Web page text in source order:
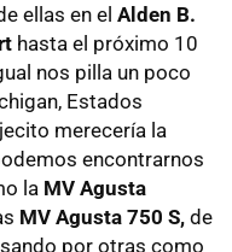
ellas en el Alden B.
hasta el próximo 10
nos pilla un poco
Estados
merecería la
encontrarnos
la MV Agusta
MV Agusta 750 S, de
por otras como